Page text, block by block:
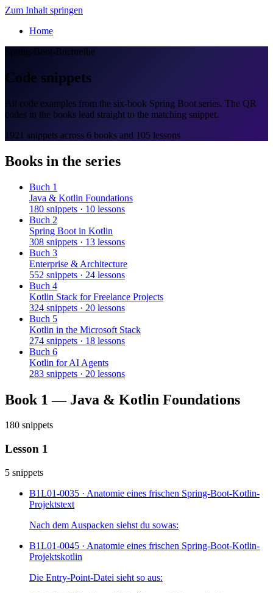
Zum Inhalt springen
Home
Spring-Boot-Buchreihe
Code snippets
All code examples from the six-book Spring Boot series. The QR
codes in the books lead straight to the matching snippet.
1921 snippets across 6 books and 105 lessons
Books in the series
Buch 1
Java & Kotlin Foundations
180 snippets · 10 lessons
Buch 2
Spring Boot in Kotlin
308 snippets · 13 lessons
Buch 3
Enterprise & Architecture
552 snippets · 24 lessons
Buch 4
Kotlin Stack for Freelance Projects
324 snippets · 20 lessons
Buch 5
Kotlin in the Microsoft Stack
274 snippets · 18 lessons
Buch 6
Kotlin for AI Agents
283 snippets · 20 lessons
Book 1 — Java & Kotlin Foundations
180 snippets
Lesson 1
5 snippets
B1L01-0035 · Anatomie eines frischen Spring-Boot-Kotlin-
Projektstext
Nach dem Auspacken siehst du sowas:
B1L01-0045 · Anatomie eines frischen Spring-Boot-Kotlin-
Projektskotlin
Die Entry-Point-Datei sieht so aus: